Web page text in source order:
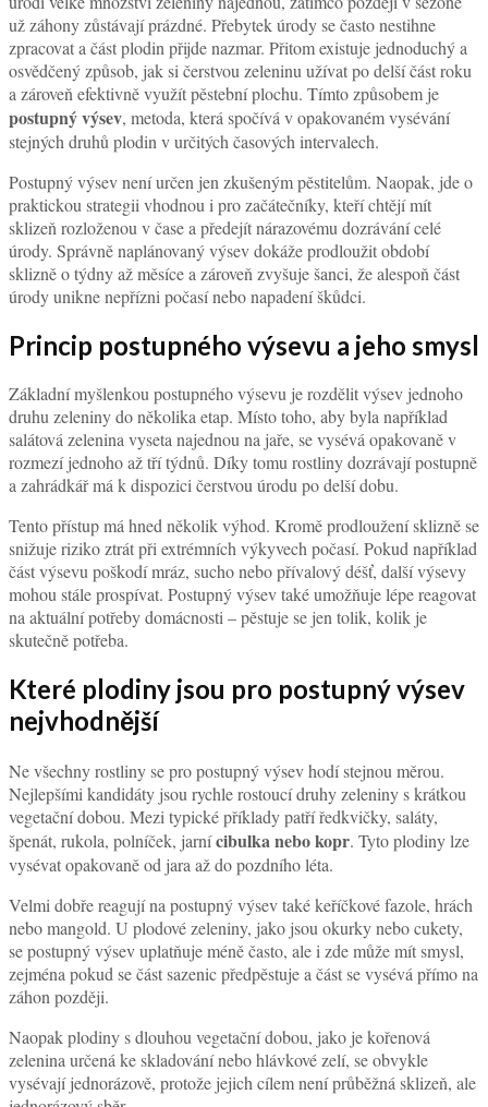
už záhony zůstávají prázdné. Přebytek úrody se často nestihne
zpracovat a část plodin přijde nazmar. Přitom existuje jednoduchý a
osvědčený způsob, jak si čerstvou zeleninu užívat po delší část roku
a zároveň efektivně využít pěstební plochu. Tímto způsobem je
postupný výsev, metoda, která spočívá v opakovaném vysévání
stejných druhů plodin v určitých časových intervalech.
Postupný výsev není určen jen zkušeným pěstitelům. Naopak, jde o
praktickou strategii vhodnou i pro začátečníky, kteří chtějí mít
sklizeň rozloženou v čase a předejít nárazovému dozrávání celé
úrody. Správně naplánovaný výsev dokáže prodloužit období
sklizně o týdny až měsíce a zároveň zvyšuje šanci, že alespoň část
úrody unikne nepřízni počasí nebo napadení škůdci.
Princip postupného výsevu a jeho smysl
Základní myšlenkou postupného výsevu je rozdělit výsev jednoho
druhu zeleniny do několika etap. Místo toho, aby byla například
salátová zelenina vyseta najednou na jaře, se vysévá opakovaně v
rozmezí jednoho až tří týdnů. Díky tomu rostliny dozrávají postupně
a zahrádkář má k dispozici čerstvou úrodu po delší dobu.
Tento přístup má hned několik výhod. Kromě prodloužení sklizně se
snižuje riziko ztrát při extrémních výkyvech počasí. Pokud například
část výsevu poškodí mráz, sucho nebo přívalový déšť, další výsevy
mohou stále prospívat. Postupný výsev také umožňuje lépe reagovat
na aktuální potřeby domácnosti – pěstuje se jen tolik, kolik je
skutečně potřeba.
Které plodiny jsou pro postupný výsev
nejvhodnější
Ne všechny rostliny se pro postupný výsev hodí stejnou měrou.
Nejlepšími kandidáty jsou rychle rostoucí druhy zeleniny s krátkou
vegetační dobou. Mezi typické příklady patří ředkvičky, saláty,
špenát, rukola, polníček, jarnícibulka nebo kopr. Tyto plodiny lze
vysévat opakovaně od jara až do pozdního léta.
Velmi dobře reagují na postupný výsev také keříčkové fazole, hrách
nebo mangold. U plodové zeleniny, jako jsou okurky nebo cukety,
se postupný výsev uplatňuje méně často, ale i zde může mít smysl,
zejména pokud se část sazenic předpěstuje a část se vysévá přímo na
záhon později.
Naopak plodiny s dlouhou vegetační dobou, jako je kořenová
zelenina určená ke skladování nebo hlávkové zelí, se obvykle
vysévají jednorázově, protože jejich cílem není průběžná sklizeň, ale